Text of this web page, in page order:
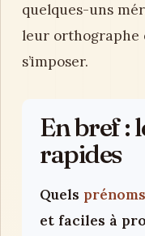
quelques-uns
leur orthographe
s’imposer.
En bref :
rapides
Quels
et faciles à